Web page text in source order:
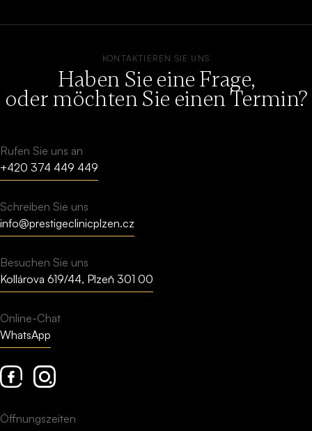
KONTAKTIEREN SIE UNS
Haben Sie eine Frage,
oder möchten Sie einen Termin?
Rufen Sie uns an
+420 374 449 449
Schreiben Sie uns
info@prestigeclinicplzen.cz
Besuchen Sie uns
Kollárova 619/44, Plzeň 301 00
Online-Chat
WhatsApp
FacebookInstagram
Öffnungszeiten